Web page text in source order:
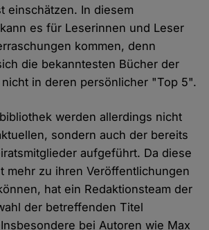
einschätzen. In diesem
es für Leserinnen und Leser
kommen, denn
die bekanntesten Bücher der
in deren persönlicher "Top 5".
werden allerdings nicht
sondern auch der bereits
aufgeführt. Da diese
mehr zu ihren Veröffentlichungen
hat ein Redaktionsteam der
der betreffenden Titel
bei Autoren wie Max